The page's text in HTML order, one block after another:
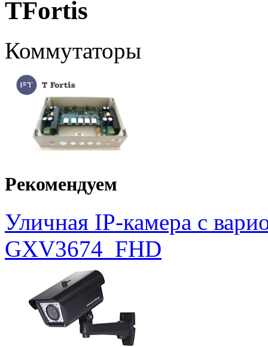
TFortis
Коммутаторы
Рекомендуем
Уличная IP-камера с
GXV3674_FHD